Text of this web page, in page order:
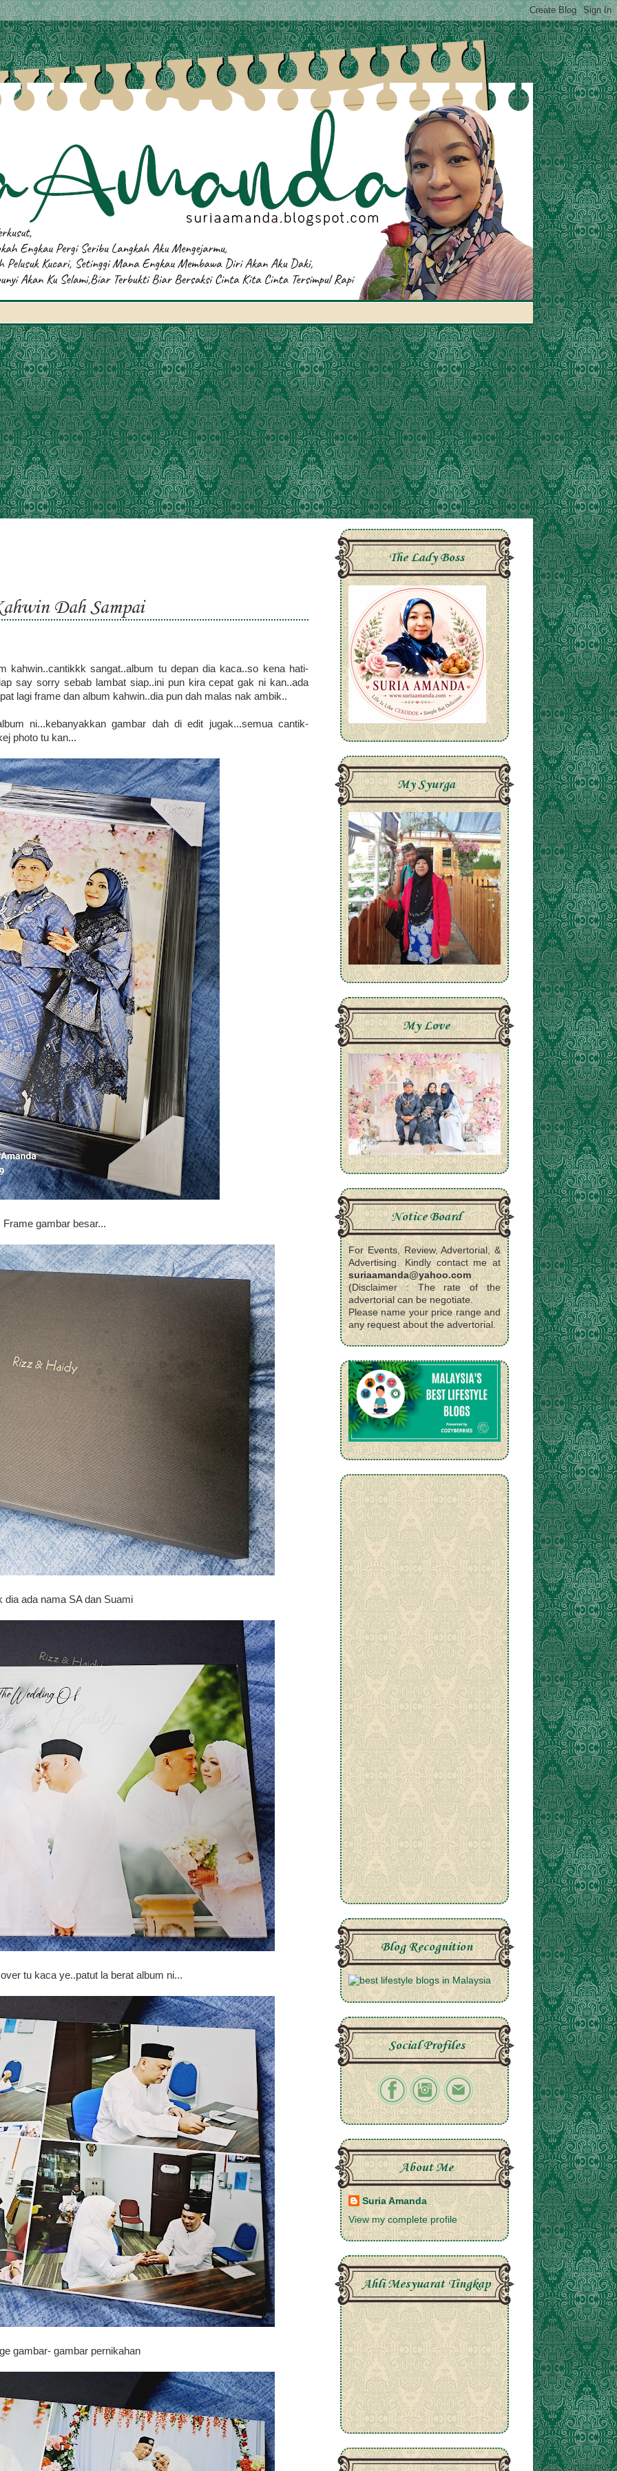
Dah Sampai
kahwin..cantikkk sangat..album tu depan dia kaca..so kena hati-
say sorry sebab lambat siap..ini pun kira cepat gak ni kan..ada
lagi frame dan album kahwin..dia pun dah malas nak ambik..
ni...kebanyakkan gambar dah di edit jugak...semua cantik-
photo tu kan...
Frame gambar besar...
dia ada nama SA dan Suami
tu kaca ye..patut la berat album ni...
gambar- gambar pernikahan
The Lady Boss
My Syurga
My Love
Notice Board
For Events, Review, Advertorial, &
Advertising. Kindly contact me at
suriaamanda@yahoo.com
(Disclaimer : The rate of the
advertorial can be negotiate.
Please name your price range and
any request about the advertorial.
Blog Recognition
Social Profiles
About Me
Suria Amanda
View my complete profile
Ahli Mesyuarat Tingkap